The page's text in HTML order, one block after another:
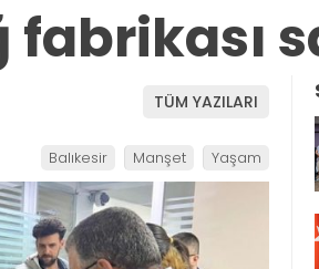
TÜM YAZILARI
Balıkesir Manşet Yaşam